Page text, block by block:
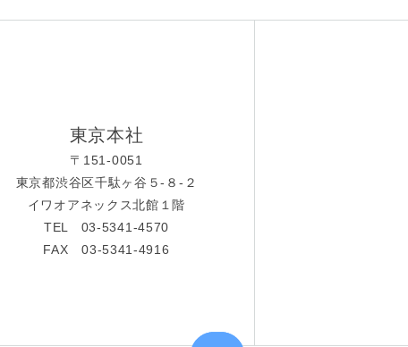
東京本社
〒151-0051
東京都渋谷区千駄ヶ谷５-８-２
イワオアネックス北館１階
TEL 03-5341-4570
FAX 03-5341-4916